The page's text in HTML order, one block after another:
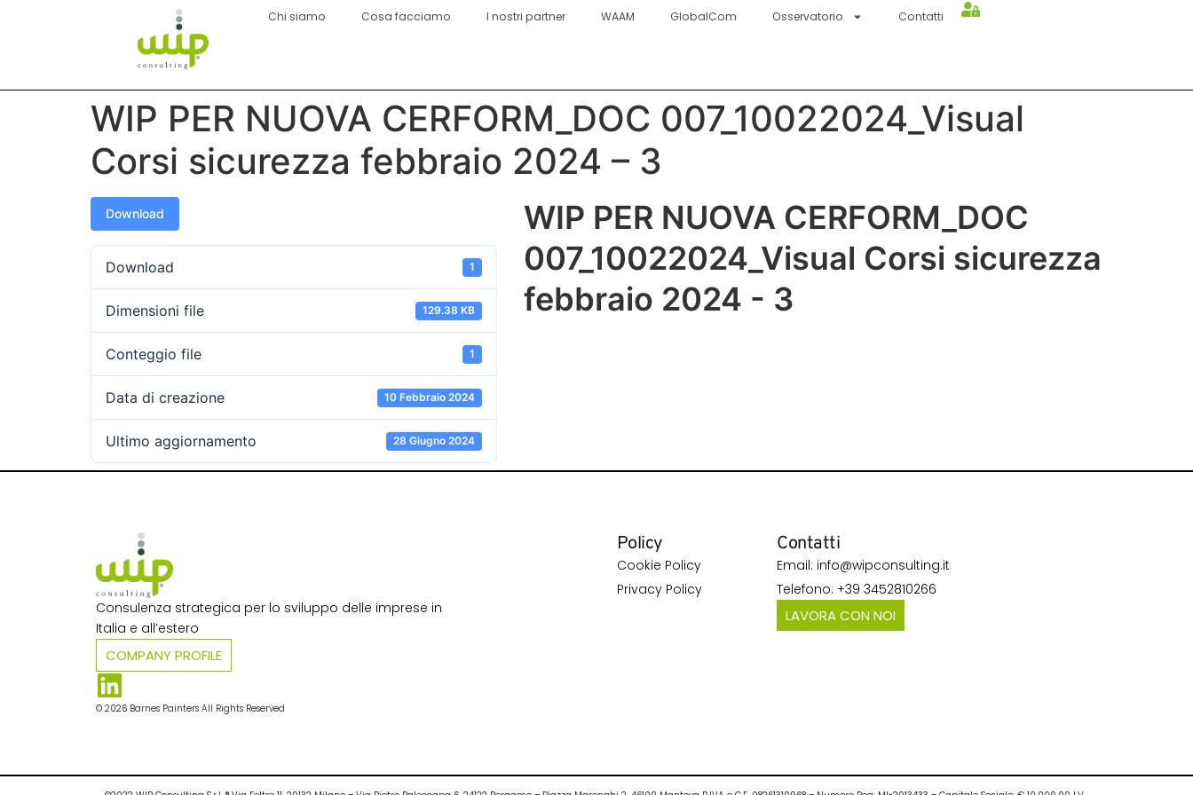
Chi siamo Cosa facciamo I nostri partner WAAM GlobalCom Osservatorio Contatti
WIP PER NUOVA CERFORM_DOC 007_10022024_Visual
Corsi sicurezza febbraio 2024 – 3
Download
Download 1
Dimensioni file 129.38 KB
Conteggio file 1
Data di creazione 10 Febbraio 2024
Ultimo aggiornamento 28 Giugno 2024
WIP PER NUOVA CERFORM_DOC
007_10022024_Visual Corsi sicurezza
febbraio 2024 - 3
Consulenza strategica per lo sviluppo delle imprese in
Italia e all’estero​
COMPANY PROFILE
© 2026 Barnes Painters All Rights Reserved
Policy
Cookie Policy
Privacy Policy
Contatti
Email: info@wipconsulting.it
Telefono: +39 3452810266
LAVORA CON NOI